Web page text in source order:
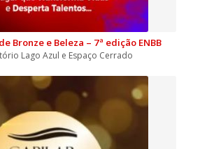
Bronze e Beleza – 7ª edição ENBB
Lago Azul e Espaço Cerrado